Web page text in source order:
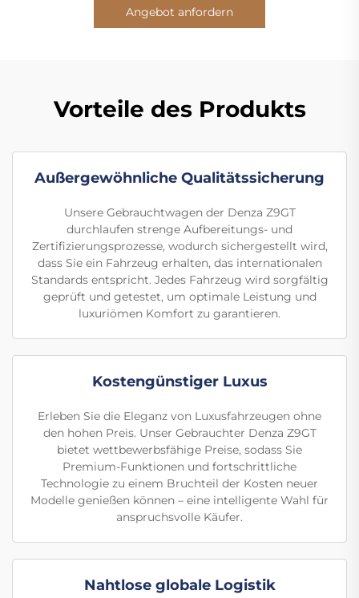
Angebot anfordern
Vorteile des Produkts
Außergewöhnliche Qualitätssicherung
Unsere Gebrauchtwagen der Denza Z9GT
durchlaufen strenge Aufbereitungs- und
Zertifizierungsprozesse, wodurch sichergestellt wird,
dass Sie ein Fahrzeug erhalten, das internationalen
Standards entspricht. Jedes Fahrzeug wird sorgfältig
geprüft und getestet, um optimale Leistung und
luxuriömen Komfort zu garantieren.
Kostengünstiger Luxus
Erleben Sie die Eleganz von Luxusfahrzeugen ohne
den hohen Preis. Unser Gebrauchter Denza Z9GT
bietet wettbewerbsfähige Preise, sodass Sie
Premium-Funktionen und fortschrittliche
Technologie zu einem Bruchteil der Kosten neuer
Modelle genießen können – eine intelligente Wahl für
anspruchsvolle Käufer.
Nahtlose globale Logistik